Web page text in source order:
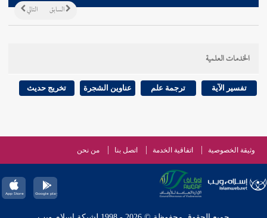
التالي السابق
الخدمات العلمية
تفسير الآية ترجمة علم عناوين الشجرة تخريج حديث
وثيقة الخصوصية اتفاقية الخدمة اتصل بنا من نحن